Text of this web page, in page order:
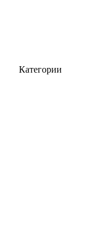
Категории